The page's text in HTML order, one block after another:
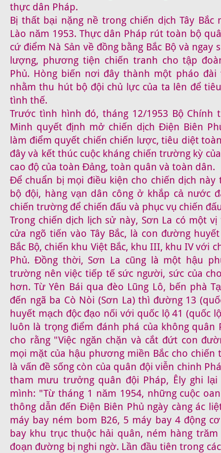
thực dân Pháp.
Bị thất bại nặng nề trong chiến dịch Tây Bắc
Lào năm 1953. Thực dân Pháp rút toàn bộ
cứ điểm Nà Sản về đồng bằng Bắc Bộ và ngay
lượng, phương tiện chiến tranh cho tập
Phủ. Hòng biến nơi đây thành một pháo đài
nhằm thu hút bộ đội chủ lực của ta lên để
tình thế.
Trước tình hình đó, tháng 12/1953 Bộ Chính
Minh quyết định mở chiến dịch Điện Biên
làm điểm quyết chiến chiến lược, tiêu diệt
đây và kết thúc cuộc kháng chiến trường kỳ
cao độ của toàn Đảng, toàn quân và toàn dân.
Để chuẩn bị mọi điều kiện cho chiến dịch này
bộ đội, hàng vạn dân công ở khắp cả nước
chiến trường để chiến đấu và phục vụ chiến
Trong chiến dịch lịch sử này, Sơn La có một
cửa ngõ tiến vào Tây Bắc, là con đường
Bắc Bộ, chiến khu Việt Bắc, khu III, khu IV với
Phủ. Đồng thời, Sơn La cũng là một hậu
trường nên việc tiếp tế sức người, sức của
hơn. Từ Yên Bái qua đèo Lũng Lô, bến phà
đến ngã ba Cò Nòi (Sơn La) thì đường 13
huyết mạch độc đạo nối với quốc lộ 41 (quốc
luôn là trọng điểm đánh phá của không quân
cho rằng "Việc ngăn chặn và cắt đứt con
mọi mặt của hậu phương miền Bắc cho chiến
là vấn đề sống còn của quân đội viễn chinh
tham mưu trưởng quân đội Pháp, Êly ghi lại
mình: "Từ tháng 1 năm 1954, những cuộc
thông dẫn đến Điện Biên Phủ ngày càng ác
máy bay ném bom B26, 5 máy bay 4 động
bay khu trục thuộc hải quân, ném hàng
đoạn đường bị nghi ngờ. Lần đầu tiên trong